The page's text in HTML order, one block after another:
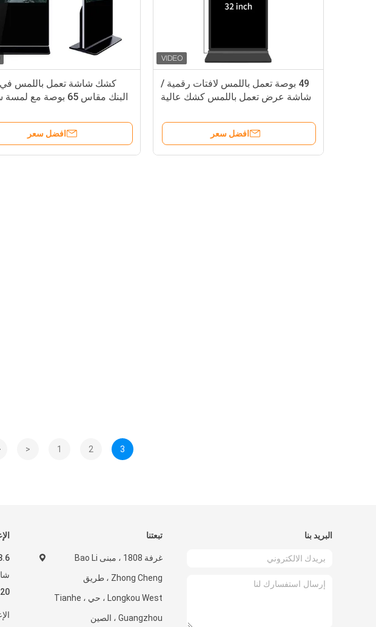
كشك شاشة تعمل باللمس في
البنك مقاس 65 بوصة مع لمسة سعوية
افضل سعر
49 بوصة تعمل باللمس لافتات رقمية /
شاشة عرض تعمل باللمس كشك عالية
افضل سعر
< 1 2 3
1080
تبعتنا
غرفة 1808 ، مبنى Bao Li
Zhong Cheng ، طريق
Longkou West ، حي Tianhe ،
Guangzhou ، الصين
البريد بنا